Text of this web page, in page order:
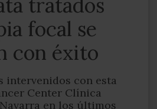
focal se
con éxito
intervenidos con esta
Center Clínica
en los últimos